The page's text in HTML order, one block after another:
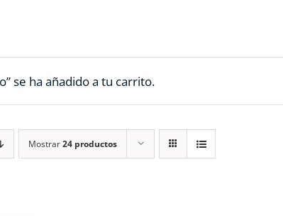
se ha añadido a tu carrito.
Mostrar24 productos